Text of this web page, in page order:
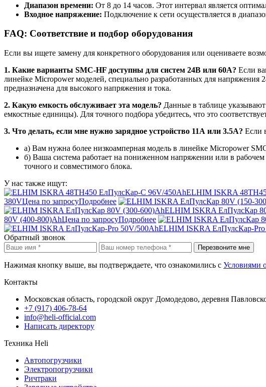
Диапазон времени: От 8 до 14 часов. Этот интервал является
Входное напряжение: Подключение к сети осуществляется в
FAQ: Соответствие и подбор оборудования
Если вы ищете замену для конкретного оборудования или оцениваете
1. Какие варианты SMC-HF доступны для систем 24В или 60А? Если
линейке Micropower моделей, специально разработанных для напряжения
предназначена для высокого напряжения и тока.
2. Какую емкость обслуживает эта модель? Данные в таблице
емкостные единицы). Для точного подбора убедитесь, что это
3. Что делать, если мне нужно зарядное устройство 11А или 3.5А? Если
а) Вам нужна более низкоамперная модель в линейке Micropower
б) Ваша система работает на пониженном напряжении или в
точного и совместимого блока.
У нас также ищут:
ELHIM ISKRA
380VЦена по запросуПодробнее
ELHIM ISKRA ЕлПулсКар
80V (400-800)AhЦена по запросуПодробнее
ELHIM ISKRA ЕлПулсКар-
Обратный звонок
Перезвоните мне
Нажимая кнопку выше, вы подтверждаете, что ознакомились с Условиями
Контакты
Московская область, городской округ Домодедово, деревня
+7 (917) 406-78-64
info@heli-official.com
Написать директору
Техника Heli
Автопогрузчики
Электропогрузчики
Ричтраки